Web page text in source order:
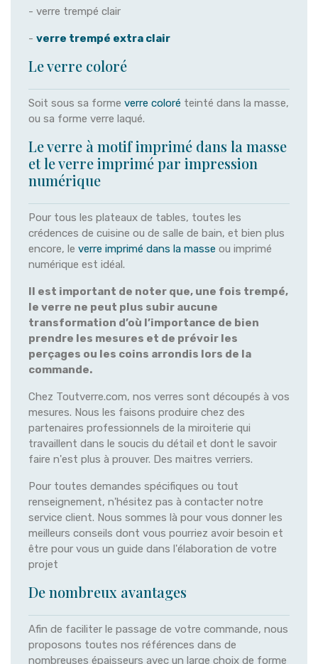
- verre trempé clair
- verre trempé extra clair
Le verre coloré
Soit sous sa forme verre coloré teinté dans la masse,
ou sa forme verre laqué.
Le verre à motif imprimé dans la masse
et le verre imprimé par impression
numérique
Pour tous les plateaux de tables, toutes les
crédences de cuisine ou de salle de bain, et bien plus
encore, le verre imprimé dans la masse ou imprimé
numérique est idéal.
Il est important de noter que, une fois trempé,
le verre ne peut plus subir aucune
transformation d’où l’importance de bien
prendre les mesures et de prévoir les
perçages ou les coins arrondis lors de la
commande.
Chez Toutverre.com, nos verres sont découpés à vos
mesures. Nous les faisons produire chez des
partenaires professionnels de la miroiterie qui
travaillent dans le soucis du détail et dont le savoir
faire n'est plus à prouver. Des maitres verriers.
Pour toutes demandes spécifiques ou tout
renseignement, n'hésitez pas à contacter notre
service client. Nous sommes là pour vous donner les
meilleurs conseils dont vous pourriez avoir besoin et
être pour vous un guide dans l'élaboration de votre
projet
De nombreux avantages
Afin de faciliter le passage de votre commande, nous
proposons toutes nos références dans de
nombreuses épaisseurs avec un large choix de forme